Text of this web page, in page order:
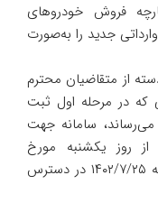
فروش خودروهای
قیمت ۶ خودروی وارداتی جدید را به‌صورت
از متقاضیان محترم
که در مرحله اول ثبت
سامانه جهت
روز یکشنبه مورخ
۱۴۰۲/۰۷/۲۳ تا ساعت ۲۳:۵۹ روز سه شنبه ۱۴۰۲/۷/۲۵ در دسترس